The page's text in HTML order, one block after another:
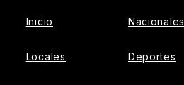
Inicio
Locales
Nacionales
Deportes